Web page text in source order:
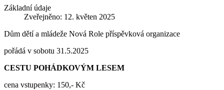
Základní údaje
Zveřejněno: 12. květen 2025
Dům dětí a mládeže Nová Role příspěvková organizace
pořádá v sobotu 31.5.2025
CESTU POHÁDKOVÝM LESEM
cena vstupenky: 150,- Kč